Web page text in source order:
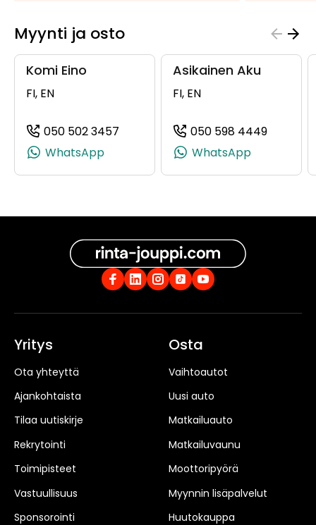
Myynti ja osto
Komi Eino
FI, EN
050 502 3457
(+358505023457, 0505023457,
WhatsApp
Asikainen Aku
FI, EN
050 598 4449
WhatsApp
Yritys
Ota yhteyttä
Ajankohtaista
Tilaa uutiskirje
Rekrytointi
Toimipisteet
Vastuullisuus
Sponsorointi
Osta
Vaihtoautot
Uusi auto
Matkailuauto
Matkailuvaunu
Moottoripyörä
Myynnin lisäpalvelut
Huutokauppa